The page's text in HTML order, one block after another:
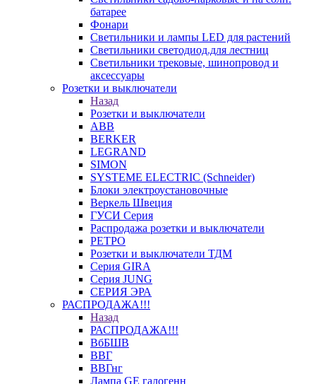
батарее
Фонари
Светильники и лампы LED для растений
Светильники светодиод.для лестниц
Светильники трековые, шинопровод и
аксессуары
Розетки и выключатели
Назад
Розетки и выключатели
ABB
BERKER
LEGRAND
SIMON
SYSTEME ELECTRIC (Schneider)
Блоки электроустановочные
Веркель Швеция
ГУСИ Серия
Распродажа розетки и выключатели
РЕТРО
Розетки и выключатели ТДМ
Серия GIRA
Серия JUNG
СЕРИЯ ЭРА
РАСПРОДАЖА!!!
Назад
РАСПРОДАЖА!!!
ВбБШВ
ВВГ
ВВГнг
Лампа GE галогенн